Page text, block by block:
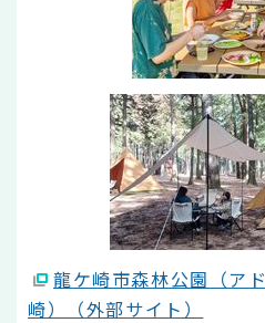
龍ケ崎市森林公園（ア
崎）（外部サイト）